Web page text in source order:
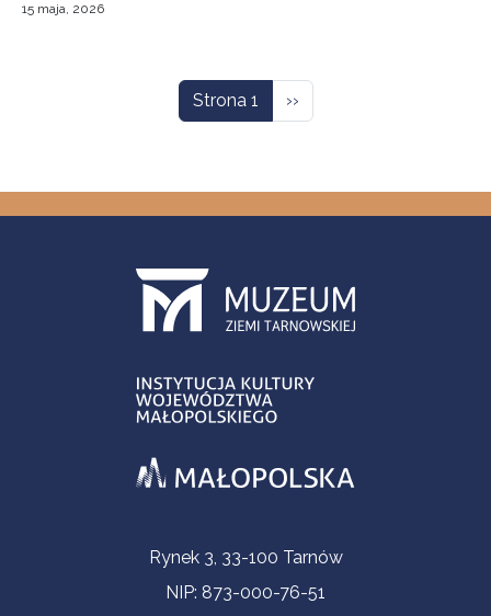
15 maja, 2026
Strona 1 Następna strona
››
Informacje kontaktoweRynek 3, 33-100 Tarnów
NIP: 873-000-76-51